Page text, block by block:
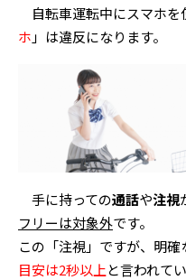
自転車運転中にスマホを
ホ 」は違反になります。
手に持っての通話や注視
フリーは対象外です。
この「注視」ですが、明確
目安は2秒以上と言われて